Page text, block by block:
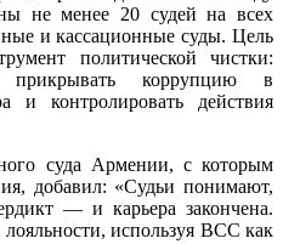
не менее 20 судей на всех
и кассационные суды. Цель
политической чистки:
прикрывать коррупцию в
и контролировать действия
суда Армении, с которым
добавил: «Судьи понимают,
— и карьера закончена.
используя ВСС как